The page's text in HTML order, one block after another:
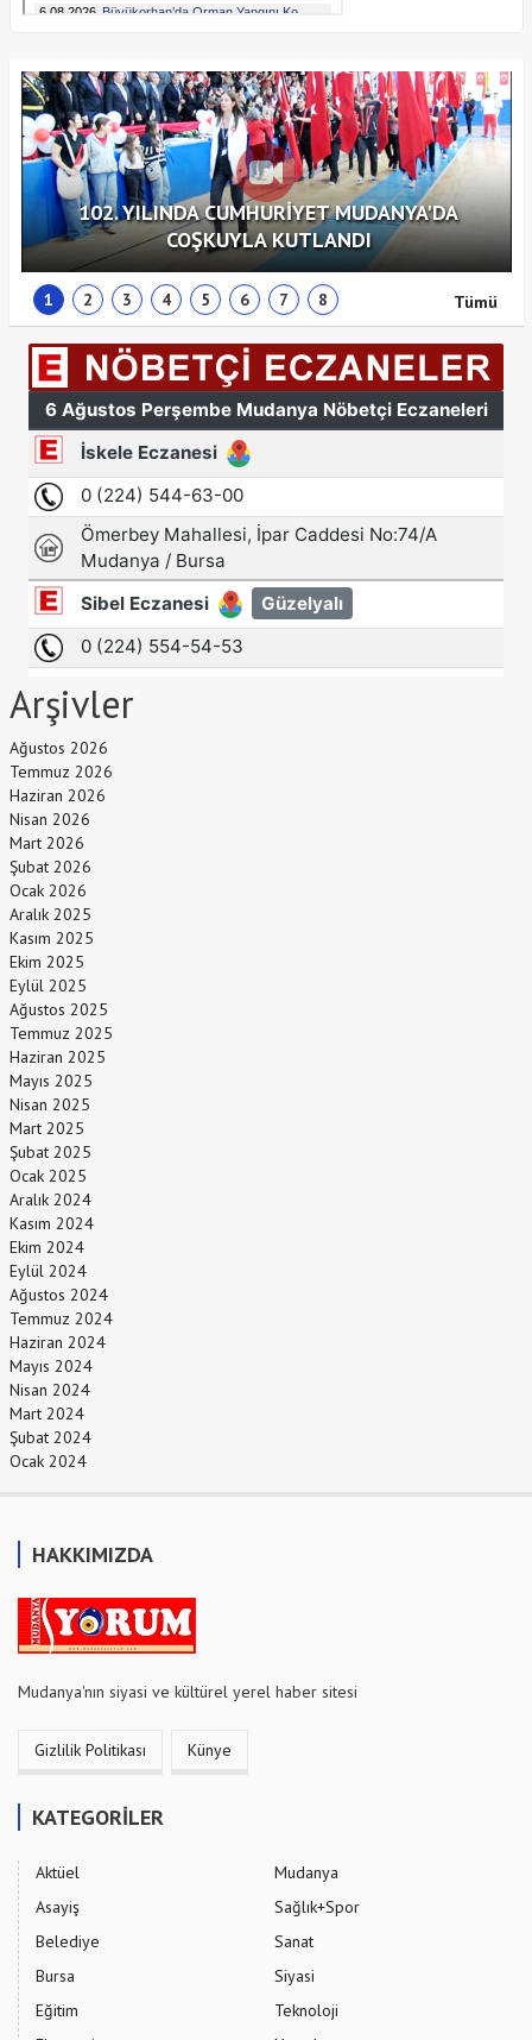
Tümü
102. YILINDA CUMHURİYET MUDANYA'DA
COŞKUYLA KUTLANDI
1 2 3 4 5 6 7 8
Arşivler
Ağustos 2026
Temmuz 2026
Haziran 2026
Nisan 2026
Mart 2026
Şubat 2026
Ocak 2026
Aralık 2025
Kasım 2025
Ekim 2025
Eylül 2025
Ağustos 2025
Temmuz 2025
Haziran 2025
Mayıs 2025
Nisan 2025
Mart 2025
Şubat 2025
Ocak 2025
Aralık 2024
Kasım 2024
Ekim 2024
Eylül 2024
Ağustos 2024
Temmuz 2024
Haziran 2024
Mayıs 2024
Nisan 2024
Mart 2024
Şubat 2024
Ocak 2024
HAKKIMIZDA
Mudanya'nın siyasi ve kültürel yerel haber sitesi
Gizlilik Politikası Künye
KATEGORİLER
Aktüel
Asayiş
Belediye
Bursa
Eğitim
Mudanya
Sağlık+Spor
Sanat
Siyasi
Teknoloji